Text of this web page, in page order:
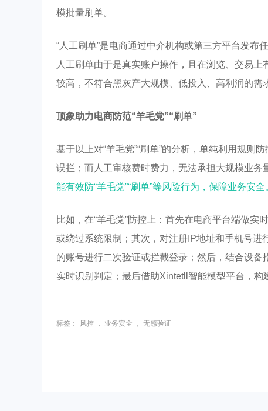
模批量刷单。
“人工刷单”是电商通过中介机构或第三方平台发布
人工刷单由于是真实账户操作，且在浏览、交易
较高，不符合黑灰产大规模、低投入、高利润的需
顶象助力电商防范“羊毛党”“刷单”
基于以上对“羊毛党”“刷单”的分析，单纯利用规则
误拦；而人工审核费时费力，无法承担大规模业务
能有效防“羊毛党”“刷单”等风险行为，保障业务安全
比如，在“羊毛党”防控上：首先在电商平台端做实
或绕过系统限制；其次，对注册IP地址和手机号
的账号进行二次验证或拦截登录；然后，结合设
实时识别判定；最后借助Xintetll智能模型平台，构
标签： 风控 ， 业务安全 ， 无感验证